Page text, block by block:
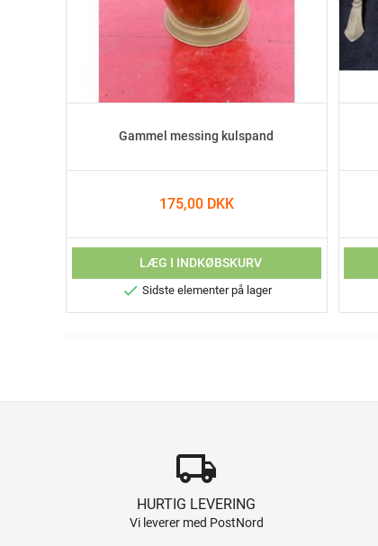
Gammel messing kulspand
175,00 DKK
LÆG I INDKØBSKURV
 Sidste elementer på lager
local_shipping
HURTIG LEVERING
Vi leverer med PostNord